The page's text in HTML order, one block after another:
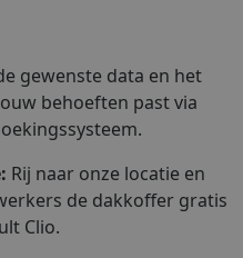
gewenste data en het
behoeften past via
Rij naar onze locatie en
de dakkoffer gratis
Clio.